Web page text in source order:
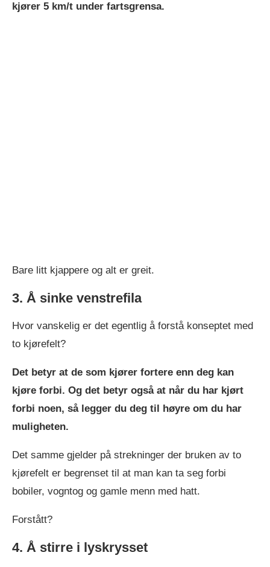
kjører 5 km/t under fartsgrensa.
Bare litt kjappere og alt er greit.
3. Å sinke venstrefila
Hvor vanskelig er det egentlig å forstå konseptet med
to kjørefelt?
Det betyr at de som kjører fortere enn deg kan
kjøre forbi. Og det betyr også at når du har kjørt
forbi noen, så legger du deg til høyre om du har
muligheten.
Det samme gjelder på strekninger der bruken av to
kjørefelt er begrenset til at man kan ta seg forbi
bobiler, vogntog og gamle menn med hatt.
Forstått?
4. Å stirre i lyskrysset